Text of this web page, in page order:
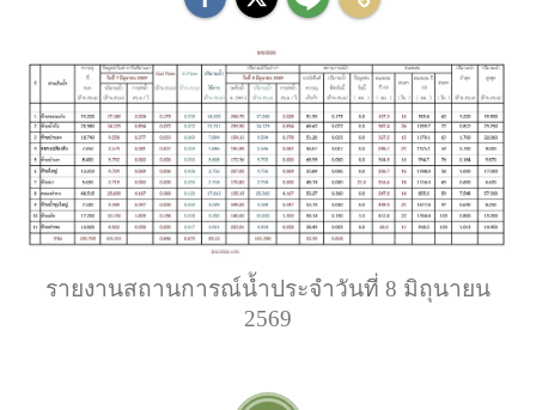
รายงานสถานการณ์น้ำประจำวันที่ 8 มิถุนายน
2569